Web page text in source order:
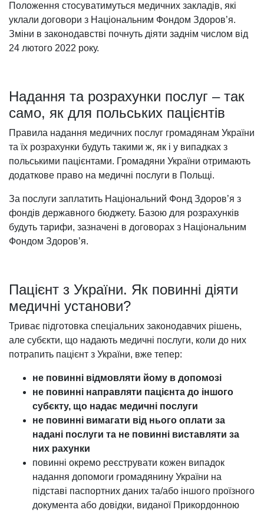
Положення стосуватимуться медичних закладів, які
уклали договори з Національним Фондом Здоров’я.
Зміни в законодавстві почнуть діяти заднім числом від
24 лютого 2022 року.
Надання та розрахунки послуг – так
само, як для польських пацієнтів
Правила надання медичних послуг громадянам України
та їх розрахунки будуть такими ж, як і у випадках з
польськими пацієнтами. Громадяни України отримають
додаткове право на медичні послуги в Польщі.
За послуги заплатить Національний Фонд Здоров’я з
фондів державного бюджету. Базою для розрахунків
будуть тарифи, зазначені в договорах з Національним
Фондом Здоров’я.
Пацієнт з України. Як повинні діяти
медичні установи?
Триває підготовка спеціальних законодавчих рішень,
але субєкти, що надають медичні послуги, коли до них
потрапить пацієнт з України, вже тепер:
не повинні відмовляти йому в допомозі
не повинні направляти пацієнта до іншого
субєкту, що надає медичні послуги
не повинні вимагати від нього оплати за
надані послуги та не повинні виставляти за
них рахунки
повинні окремо реєструвати кожен випадок
надання допомоги громадянину України на
підставі паспортних даних та/або іншого проїзного
документа або довідки, виданої Прикордонною